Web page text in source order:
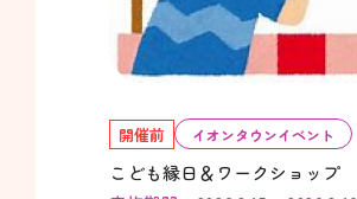
開催前 イオンタウンイベント
こども縁日＆ワークショップ